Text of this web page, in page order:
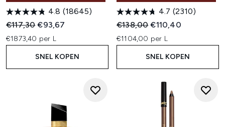
4.8 (18645)
Recommended Retail Price:
€117,30Huidige prijs:
€93,67
€1873,40 per L
SNEL KOPEN
4.7 (2310)
Recommended Retail Price:
€138,00Huidige prijs:
€110,40
€1104,00 per L
SNEL KOPEN